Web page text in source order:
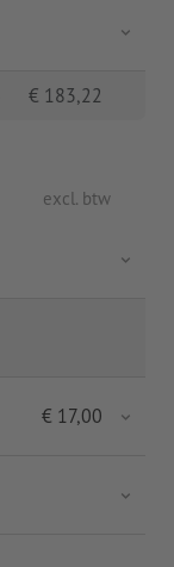
€ 183,22
excl. btw
€ 17,00